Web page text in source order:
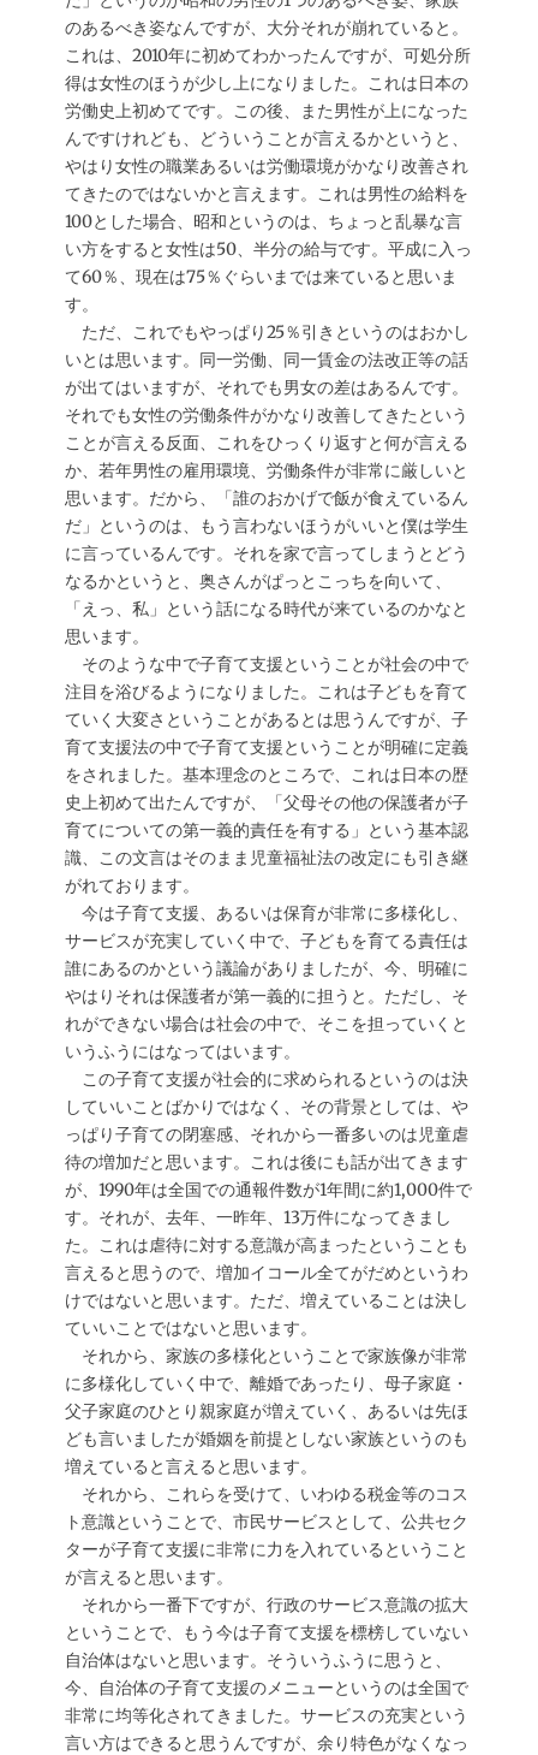
のあるべき姿なんですが、大分それが崩れていると。
これは、2010年に初めてわかったんですが、可処分所
得は女性のほうが少し上になりました。これは日本の
労働史上初めてです。この後、また男性が上になった
んですけれども、どういうことが言えるかというと、
やはり女性の職業あるいは労働環境がかなり改善され
てきたのではないかと言えます。これは男性の給料を
100とした場合、昭和というのは、ちょっと乱暴な言
い方をすると女性は50、半分の給与です。平成に入っ
て60％、現在は75％ぐらいまでは来ていると思いま
す。
ただ、これでもやっぱり25％引きというのはおかし
いとは思います。同一労働、同一賃金の法改正等の話
が出てはいますが、それでも男女の差はあるんです。
それでも女性の労働条件がかなり改善してきたという
ことが言える反面、これをひっくり返すと何が言える
か、若年男性の雇用環境、労働条件が非常に厳しいと
思います。だから、「誰のおかげで飯が食えているん
だ」というのは、もう言わないほうがいいと僕は学生
に言っているんです。それを家で言ってしまうとどう
なるかというと、奥さんがぱっとこっちを向いて、
「えっ、私」という話になる時代が来ているのかなと
思います。
そのような中で子育て支援ということが社会の中で
注目を浴びるようになりました。これは子どもを育て
ていく大変さということがあるとは思うんですが、子
育て支援法の中で子育て支援ということが明確に定義
をされました。基本理念のところで、これは日本の歴
史上初めて出たんですが、「父母その他の保護者が子
育てについての第一義的責任を有する」という基本認
識、この文言はそのまま児童福祉法の改定にも引き継
がれております。
今は子育て支援、あるいは保育が非常に多様化し、
サービスが充実していく中で、子どもを育てる責任は
誰にあるのかという議論がありましたが、今、明確に
やはりそれは保護者が第一義的に担うと。ただし、そ
れができない場合は社会の中で、そこを担っていくと
いうふうにはなってはいます。
この子育て支援が社会的に求められるというのは決
していいことばかりではなく、その背景としては、や
っぱり子育ての閉塞感、それから一番多いのは児童虐
待の増加だと思います。これは後にも話が出てきます
が、1990年は全国での通報件数が1年間に約1,000件で
す。それが、去年、一昨年、13万件になってきまし
た。これは虐待に対する意識が高まったということも
言えると思うので、増加イコール全てがだめというわ
けではないと思います。ただ、増えていることは決し
ていいことではないと思います。
それから、家族の多様化ということで家族像が非常
に多様化していく中で、離婚であったり、母子家庭・
父子家庭のひとり親家庭が増えていく、あるいは先ほ
ども言いましたが婚姻を前提としない家族というのも
増えていると言えると思います。
それから、これらを受けて、いわゆる税金等のコス
ト意識ということで、市民サービスとして、公共セク
ターが子育て支援に非常に力を入れているということ
が言えると思います。
それから一番下ですが、行政のサービス意識の拡大
ということで、もう今は子育て支援を標榜していない
自治体はないと思います。そういうふうに思うと、
今、自治体の子育て支援のメニューというのは全国で
非常に均等化されてきました。サービスの充実という
言い方はできると思うんですが、余り特色がなくなっ